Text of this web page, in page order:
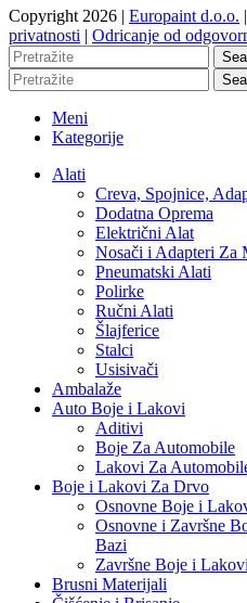
Copyright 2026 | Europaint d.o.o.
privatnosti | Odricanje od
Meni
Kategorije
Alati
Creva, Spojnice,
Dodatna Oprema
Električni Alat
Nosači i Adapteri Za
Pneumatski Alati
Polirke
Ručni Alati
Šlajferice
Stalci
Usisivači
Ambalaže
Auto Boje i Lakovi
Aditivi
Boje Za Automobile
Lakovi Za
Boje i Lakovi Za Drvo
Osnovne Boje i
Osnovne i Završne
Bazi
Završne Boje i
Brusni Materijali